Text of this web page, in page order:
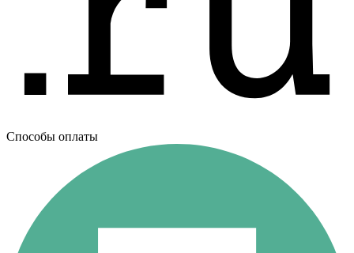
Способы оплаты